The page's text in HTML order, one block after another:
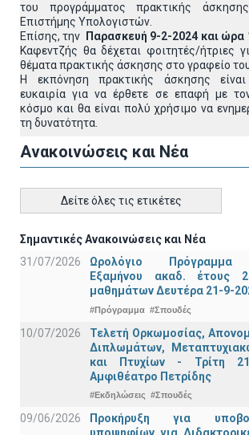
του προγράμματος πρακτικής
Επιστήμης Υπολογιστών.
Επίσης, την
Παρασκευή 9-2-2024 και ώρα
Καφεντζής θα δέχεται φοιτητές/ήτριες
θέματα πρακτικής άσκησης στο γραφείο
Η εκπόνηση πρακτικής άσκησης είναι
ευκαιρία για να έρθετε σε επαφή με τον
κόσμο και θα είναι πολύ χρήσιμο να
τη δυνατότητα.
Ανακοινώσεις και Νέα
Δείτε όλες τις ετικέτες
Σημαντικές Ανακοινώσεις και Νέα
31/07/2026
Ωρολόγιο Πρόγραμμα
Εξαμήνου ακαδ. έτους
μαθημάτων Δευτέρα 21-9-
#Πρόγραμμα #Σπουδές
10/07/2026
Τελετή Ορκωμοσίας,
Διπλωμάτων,
και Πτυχίων - Τρίτη
Αμφιθέατρο Πετρίδης
#Εκδηλώσεις #Σπουδές
09/06/2026
Προκήρυξη για